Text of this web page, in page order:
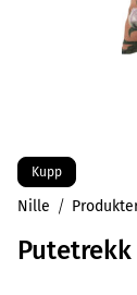
Kupp
Nille